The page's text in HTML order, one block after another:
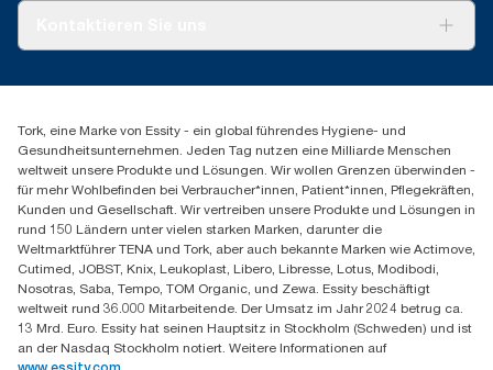
Spenderreklamation
+43 (0) 8 10-22 00 84
Essity Austria Vertriebs GmbH
Am Europlatz 2
1120 Wien
Mo-Do 8:00-16:30 | Fr 8:00-15:00
GLN: 9011111000026
Tork, eine Marke von Essity - ein global führendes Hygiene- und
Gesundheitsunternehmen. Jeden Tag nutzen eine Milliarde Menschen
weltweit unsere Produkte und Lösungen. Wir wollen Grenzen überwinden -
für mehr Wohlbefinden bei Verbraucher*innen, Patient*innen, Pflegekräften,
Kunden und Gesellschaft. Wir vertreiben unsere Produkte und Lösungen in
rund 150 Ländern unter vielen starken Marken, darunter die
Weltmarktführer TENA und Tork, aber auch bekannte Marken wie Actimove,
Cutimed, JOBST, Knix, Leukoplast, Libero, Libresse, Lotus, Modibodi,
Nosotras, Saba, Tempo, TOM Organic, und Zewa. Essity beschäftigt
weltweit rund 36.000 Mitarbeitende. Der Umsatz im Jahr 2024 betrug ca.
13 Mrd. Euro. Essity hat seinen Hauptsitz in Stockholm (Schweden) und ist
an der Nasdaq Stockholm notiert. Weitere Informationen auf